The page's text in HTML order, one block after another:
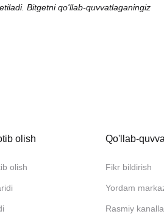
Bitgetni qo'llab-quvvatlaganingiz
olish
olish
Qo'llab-
Fikr bildirish
Yordam
Rasmiy